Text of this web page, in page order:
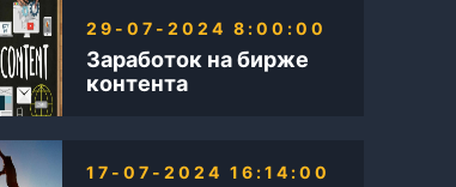
Заработок на бирже
контента
29-07-2024 8:00:00
17-07-2024 16:14:00